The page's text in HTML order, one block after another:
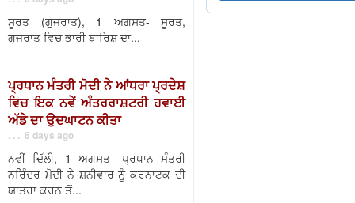
ਸੂਰਤ (ਗੁਜਰਾਤ), 1 ਅਗਸਤ- ਸੂਰਤ,
ਗੁਜਰਾਤ ਵਿਚ ਭਾਰੀ ਬਾਰਿਸ਼ ਦਾ...
ਪ੍ਰਧਾਨ ਮੰਤਰੀ ਮੋਦੀ ਨੇ ਆਂਧਰਾ ਪ੍ਰਦੇਸ਼
ਵਿਚ ਇਕ ਨਵੇਂ ਅੰਤਰਰਾਸ਼ਟਰੀ ਹਵਾਈ
ਅੱਡੇ ਦਾ ਉਦਘਾਟਨ ਕੀਤਾ
. . . 6 days ago
ਨਵੀਂ ਦਿੱਲੀ, 1 ਅਗਸਤ- ਪ੍ਰਧਾਨ ਮੰਤਰੀ
ਨਰਿੰਦਰ ਮੋਦੀ ਨੇ ਸ਼ਨੀਵਾਰ ਨੂੰ ਕਰਨਾਟਕ ਦੀ
ਯਾਤਰਾ ਕਰਨ ਤੋਂ...